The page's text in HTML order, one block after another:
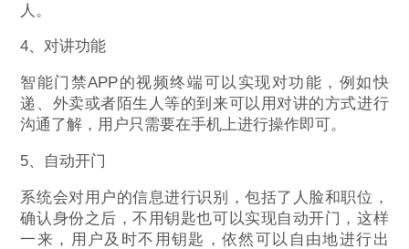
人。
4、对讲功能
智能门禁APP的视频终端可以实现对功能，例如快
递、外卖或者陌生人等的到来可以用对讲的方式进行
沟通了解，用户只需要在手机上进行操作即可。
5、自动开门
系统会对用户的信息进行识别，包括了人脸和职位，
确认身份之后，不用钥匙也可以实现自动开门，这样
一来，用户及时不用钥匙，依然可以自由地进行出